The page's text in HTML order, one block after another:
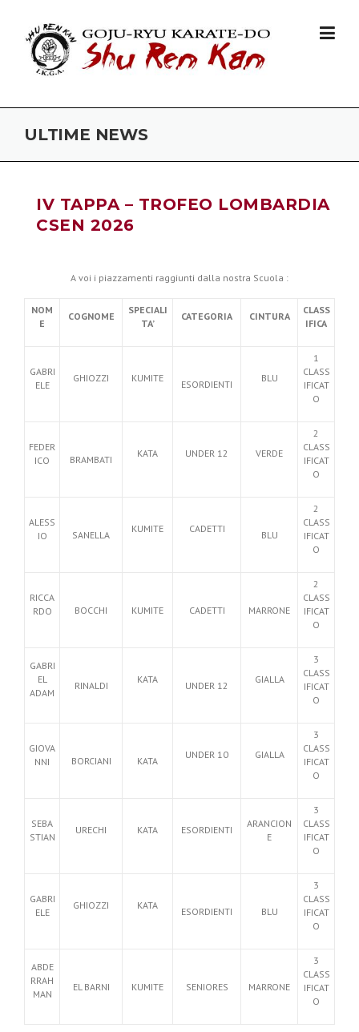
ULTIME NEWS
IV TAPPA – TROFEO LOMBARDIA
CSEN 2026
A voi i piazzamenti raggiunti dalla nostra Scuola :
NOM
E
COGNOME
SPECIALI
TA’
CATEGORIA CINTURA
CLASS
IFICA
GABRI
ELE
GHIOZZI KUMITE
ESORDIENTI
BLU
1
CLASS
IFICAT
O
FEDER
ICO
BRAMBATI
KATA UNDER 12 VERDE
2
CLASS
IFICAT
O
ALESS
IO
SANELLA
KUMITE CADETTI
BLU
2
CLASS
IFICAT
O
RICCA
RDO
BOCCHI KUMITE CADETTI MARRONE
2
CLASS
IFICAT
O
GABRI
EL
ADAM
RINALDI
KATA
UNDER 12
GIALLA
3
CLASS
IFICAT
O
GIOVA
NNI
BORCIANI KATA
UNDER 10 GIALLA
3
CLASS
IFICAT
O
SEBA
STIAN
URECHI KATA ESORDIENTI
ARANCION
E
3
CLASS
IFICAT
O
GABRI
ELE
GHIOZZI KATA
ESORDIENTI BLU
3
CLASS
IFICAT
O
ABDE
RRAH
MAN
EL BARNI KUMITE SENIORES MARRONE
3
CLASS
IFICAT
O